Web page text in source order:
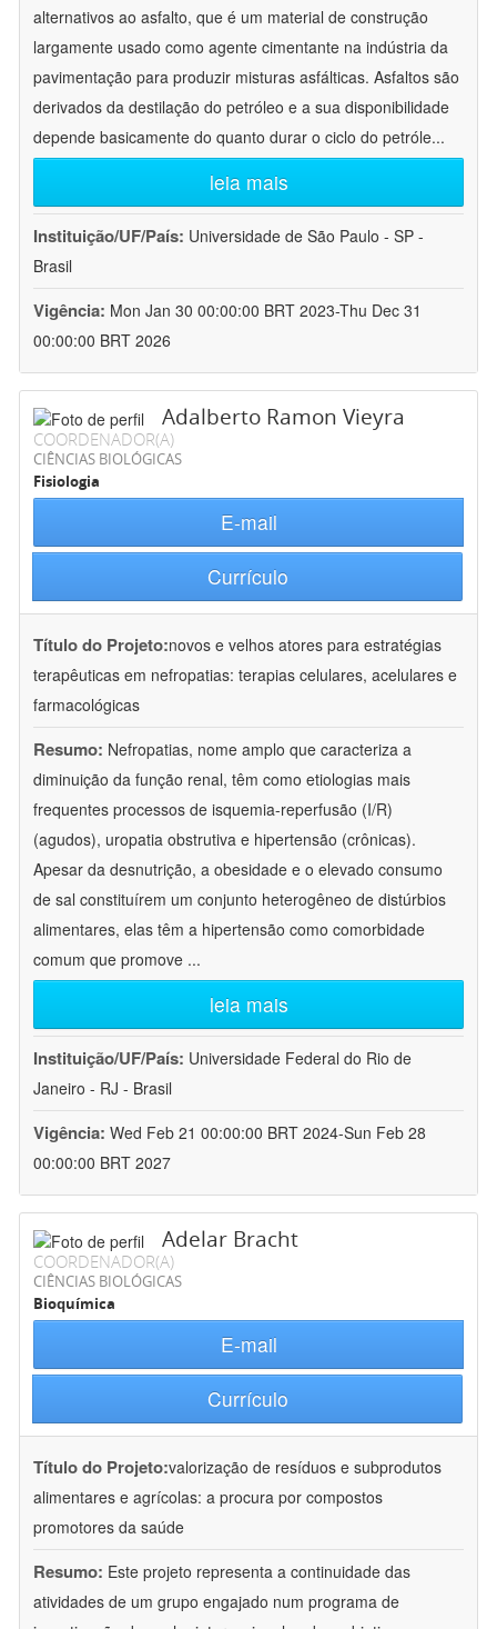
alternativos ao asfalto, que é um material de construção
largamente usado como agente cimentante na indústria da
pavimentação para produzir misturas asfálticas. Asfaltos são
derivados da destilação do petróleo e a sua disponibilidade
depende basicamente do quanto durar o ciclo do petróle...
leia mais
Instituição/UF/País: Universidade de São Paulo - SP -
Brasil
Vigência: Mon Jan 30 00:00:00 BRT 2023-Thu Dec 31
00:00:00 BRT 2026
Adalberto Ramon Vieyra
COORDENADOR(A)
CIÊNCIAS BIOLÓGICAS
Fisiologia
E-mail
Currículo
Título do Projeto:novos e velhos atores para estratégias
terapêuticas em nefropatias: terapias celulares, acelulares e
farmacológicas
Resumo: Nefropatias, nome amplo que caracteriza a
diminuição da função renal, têm como etiologias mais
frequentes processos de isquemia-reperfusão (I/R)
(agudos), uropatia obstrutiva e hipertensão (crônicas).
Apesar da desnutrição, a obesidade e o elevado consumo
de sal constituírem um conjunto heterogêneo de distúrbios
alimentares, elas têm a hipertensão como comorbidade
comum que promove ...
leia mais
Instituição/UF/País: Universidade Federal do Rio de
Janeiro - RJ - Brasil
Vigência: Wed Feb 21 00:00:00 BRT 2024-Sun Feb 28
00:00:00 BRT 2027
Adelar Bracht
COORDENADOR(A)
CIÊNCIAS BIOLÓGICAS
Bioquímica
E-mail
Currículo
Título do Projeto:valorização de resíduos e subprodutos
alimentares e agrícolas: a procura por compostos
promotores da saúde
Resumo: Este projeto representa a continuidade das
atividades de um grupo engajado num programa de